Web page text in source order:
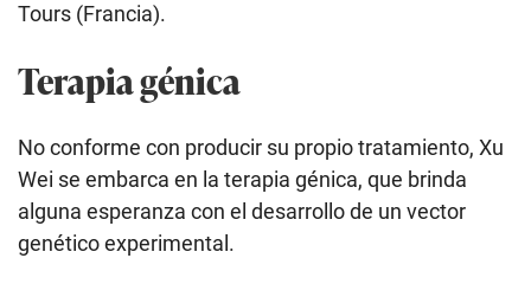
Tours (Francia).
Terapia génica
No conforme con producir su propio tratamiento, Xu
Wei se embarca en la terapia génica, que brinda
alguna esperanza con el desarrollo de un vector
genético experimental.